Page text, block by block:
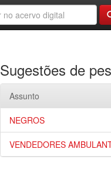
Sugestões de
Assunto
NEGROS
VENDEDORES